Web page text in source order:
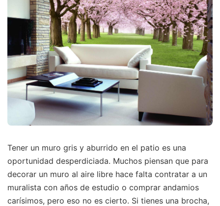
Tener un muro gris y aburrido en el patio es una
oportunidad desperdiciada. Muchos piensan que para
decorar un muro al aire libre hace falta contratar a un
muralista con años de estudio o comprar andamios
carísimos, pero eso no es cierto. Si tienes una brocha,